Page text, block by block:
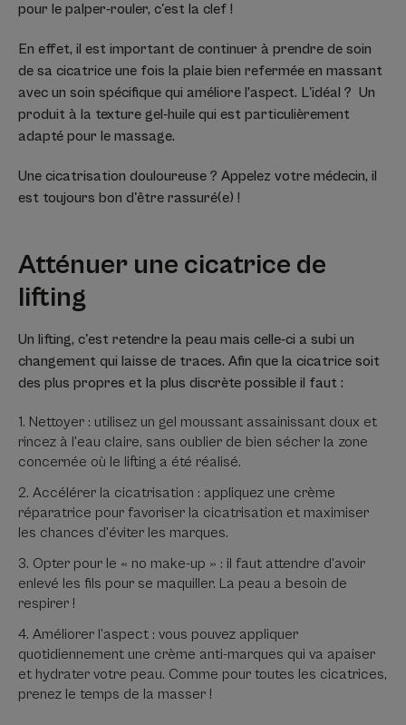
pour le palper-rouler, c'est la clef !
En effet, il est important de continuer à prendre de soin
de sa cicatrice une fois la plaie bien refermée en massant
avec un soin spécifique qui améliore l’aspect. L'idéal ? Un
produit à la texture gel-huile qui est particulièrement
adapté pour le massage.
Une cicatrisation douloureuse ? Appelez votre médecin, il
est toujours bon d'être rassuré(e) !
Atténuer une cicatrice de
lifting
Un lifting, c'est retendre la peau mais celle-ci a subi un
changement qui laisse de traces. Afin que la cicatrice soit
des plus propres et la plus discrète possible il faut :
Nettoyer : utilisez un gel moussant assainissant doux et
rincez à l'eau claire, sans oublier de bien sécher la zone
concernée où le lifting a été réalisé.
Accélérer la cicatrisation : appliquez une crème
réparatrice pour favoriser la cicatrisation et maximiser
les chances d'éviter les marques.
Opter pour le « no make-up » : il faut attendre d'avoir
enlevé les fils pour se maquiller. La peau a besoin de
respirer !
Améliorer l’aspect : vous pouvez appliquer
quotidiennement une crème anti-marques qui va apaiser
et hydrater votre peau. Comme pour toutes les cicatrices,
prenez le temps de la masser !